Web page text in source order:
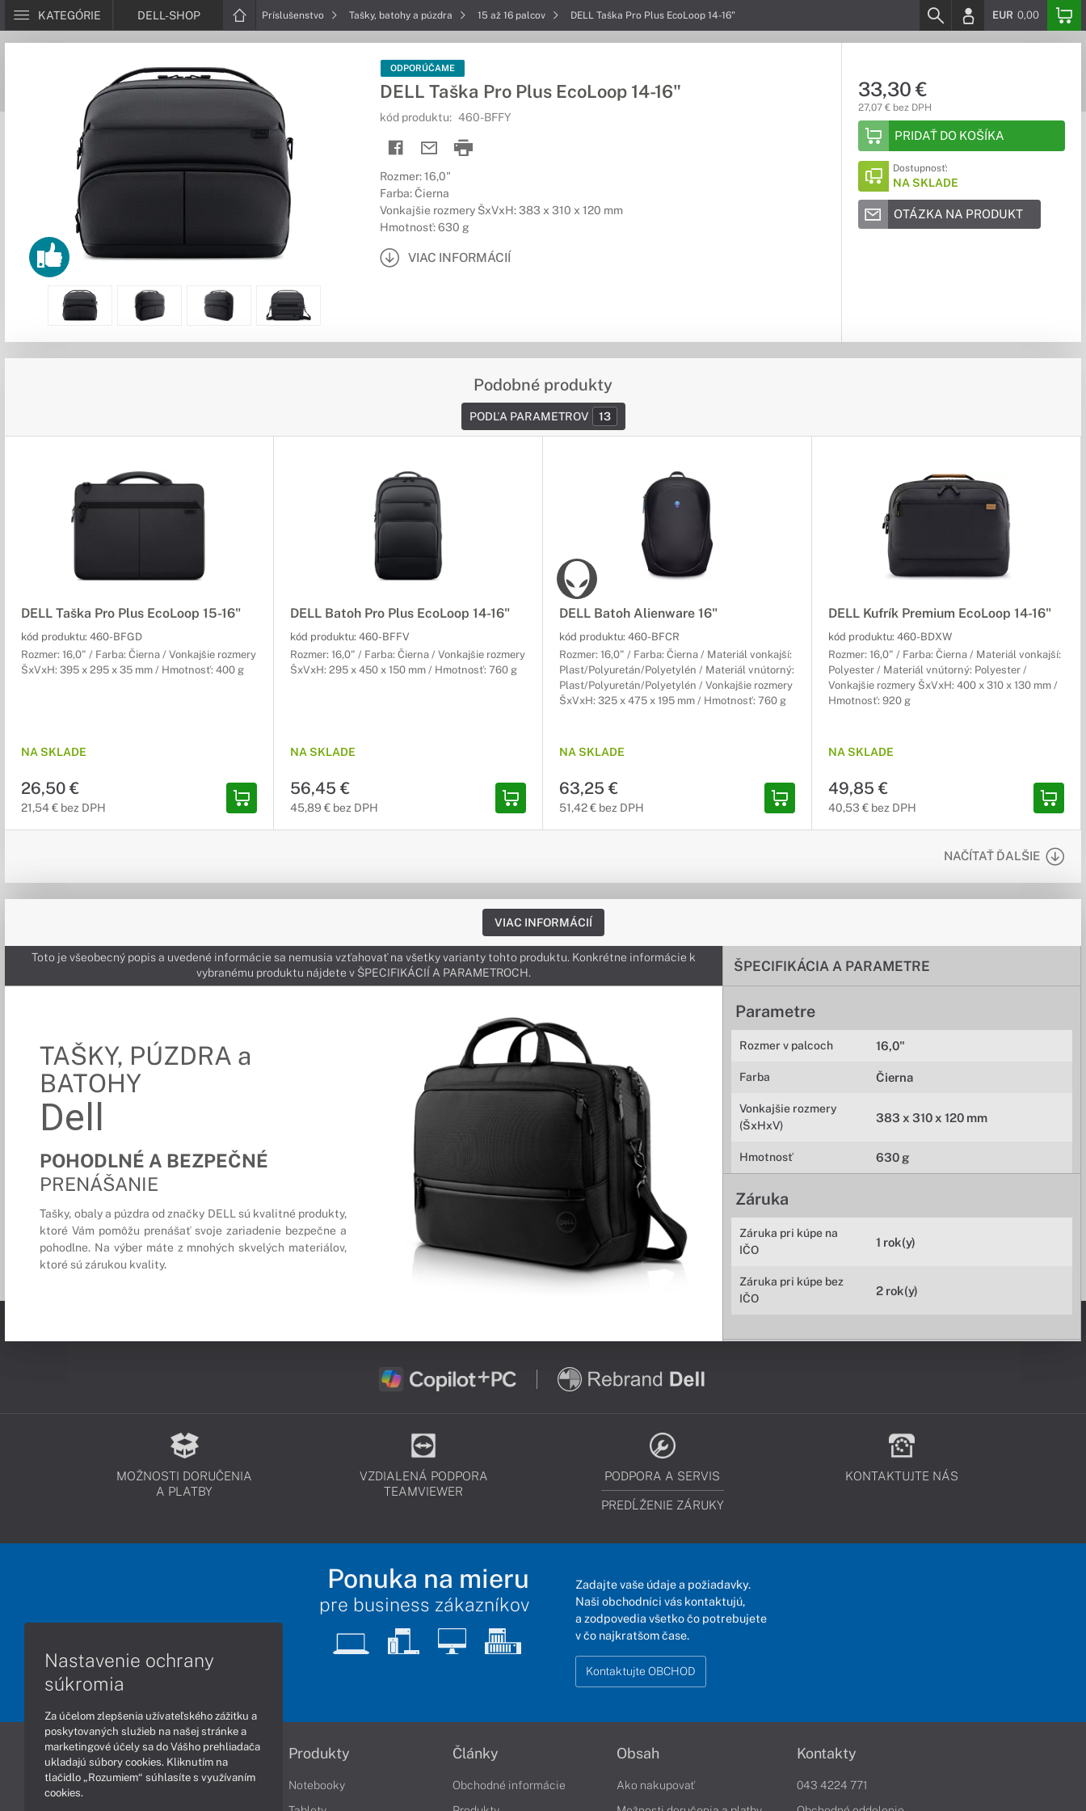
KATEGÓRIE DELL-SHOP Príslušenstvo Tašky, batohy a púzdra 15 až 16 palcov DELL Taška Pro Plus EcoLoop 14-16" EUR 0,00
ODPORÚČAME
DELL Taška Pro Plus EcoLoop 14-16"
kód produktu: 460-BFFY
Rozmer: 16,0"
Farba: Čierna
Vonkajšie rozmery ŠxVxH: 383 x 310 x 120 mm
Hmotnosť: 630 g
VIAC INFORMÁCIÍ
33,30 €
27,07 € bez DPH
PRIDAŤ DO KOŠÍKA
Dostupnosť:
NA SKLADE
OTÁZKA NA PRODUKT
Podobné produkty
PODĽA PARAMETROV 13
DELL Taška Pro Plus EcoLoop 15-16"
kód produktu: 460-BFGD
Rozmer: 16,0" / Farba: Čierna / Vonkajšie rozmery
ŠxVxH: 395 x 295 x 35 mm / Hmotnosť: 400 g
NA SKLADE
26,50 €
21,54 € bez DPH
DELL Batoh Pro Plus EcoLoop 14-16"
kód produktu: 460-BFFV
Rozmer: 16,0" / Farba: Čierna / Vonkajšie rozmery
ŠxVxH: 295 x 450 x 150 mm / Hmotnosť: 760 g
NA SKLADE
56,45 €
45,89 € bez DPH
DELL Batoh Alienware 16"
kód produktu: 460-BFCR
Rozmer: 16,0" / Farba: Čierna / Materiál vonkajší:
Plast/Polyuretán/Polyetylén / Materiál vnútorný:
Plast/Polyuretán/Polyetylén / Vonkajšie rozmery
ŠxVxH: 325 x 475 x 195 mm / Hmotnosť: 760 g
NA SKLADE
63,25 €
51,42 € bez DPH
DELL Kufrík Premium EcoLoop 14-16"
kód produktu: 460-BDXW
Rozmer: 16,0" / Farba: Čierna / Materiál vonkajší:
Polyester / Materiál vnútorný: Polyester /
Vonkajšie rozmery ŠxVxH: 400 x 310 x 130 mm /
Hmotnosť: 920 g
NA SKLADE
49,85 €
40,53 € bez DPH
NAČÍTAŤ ĎALŠIE
VIAC INFORMÁCIÍ
ŠPECIFIKÁCIA A PARAMETRE
Parametre
Rozmer v palcoch 16,0"
Farba Čierna
Vonkajšie rozmery
(ŠxHxV)
383 x 310 x 120 mm
Hmotnosť 630 g
Záruka
Záruka pri kúpe na
IČO
1 rok(y)
Záruka pri kúpe bez
IČO
2 rok(y)
Toto je všeobecný popis a uvedené informácie sa nemusia vzťahovať na všetky varianty tohto produktu. Konkrétne informácie k
vybranému produktu nájdete v ŠPECIFIKÁCIÍ A PARAMETROCH.
TAŠKY, PÚZDRA a
BATOHY
Dell
POHODLNÉ A BEZPEČNÉ
PRENÁŠANIE
Tašky, obaly a púzdra od značky DELL sú kvalitné produkty,
ktoré Vám pomôžu prenášať svoje zariadenie bezpečne a
pohodlne. Na výber máte z mnohých skvelých materiálov,
ktoré sú zárukou kvality.
MOŽNOSTI DORUČENIA
A PLATBY
VZDIALENÁ PODPORA
TEAMVIEWER
PODPORA A SERVIS
PREDĹŽENIE ZÁRUKY
KONTAKTUJTE NÁS
Ponuka na mieru
pre business zákazníkov
Zadajte vaše údaje a požiadavky.
Naši obchodníci vás kontaktujú,
a zodpovedia všetko čo potrebujete
v čo najkratšom čase.
Kontaktujte OBCHOD
Informácie
Obchodné podmienky
Produkty
Notebooky
Články
Obchodné informácie
Obsah
Ako nakupovať
Kontakty
043 4224 771
Nastavenie ochrany
súkromia
Za účelom zlepšenia užívateľského zážitku a
poskytovaných služieb na našej stránke a
marketingové účely sa do Vášho prehliadača
ukladajú súbory cookies. Kliknutím na
tlačidlo „Rozumiem“ súhlasíte s využívaním
cookies.